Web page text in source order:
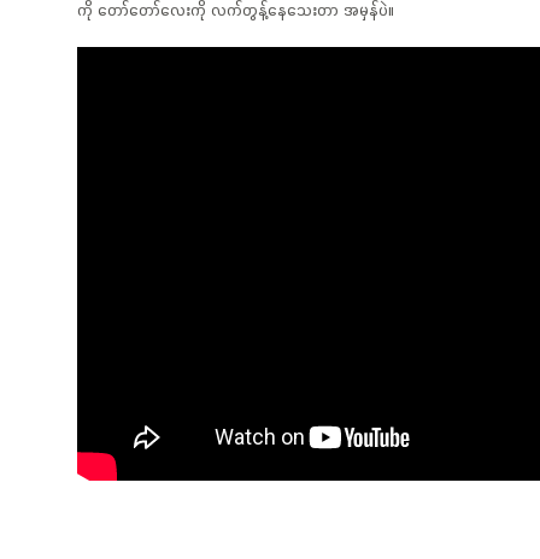
ကို တော်တော်လေးကို လက်တွန့်နေသေးတာ အမှန်ပဲ။